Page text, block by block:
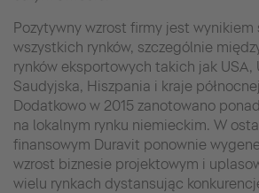
Pozytywny wzrost firmy jest wynikiem
wszystkich rynków, szczególnie
rynków eksportowych takich jak USA,
Saudyjska, Hiszpania i kraje
Dodatkowo w 2015 zanotowano
na lokalnym rynku niemieckim. W
finansowym Duravit ponownie
wzrost biznesie projektowym i
wielu rynkach dystansując